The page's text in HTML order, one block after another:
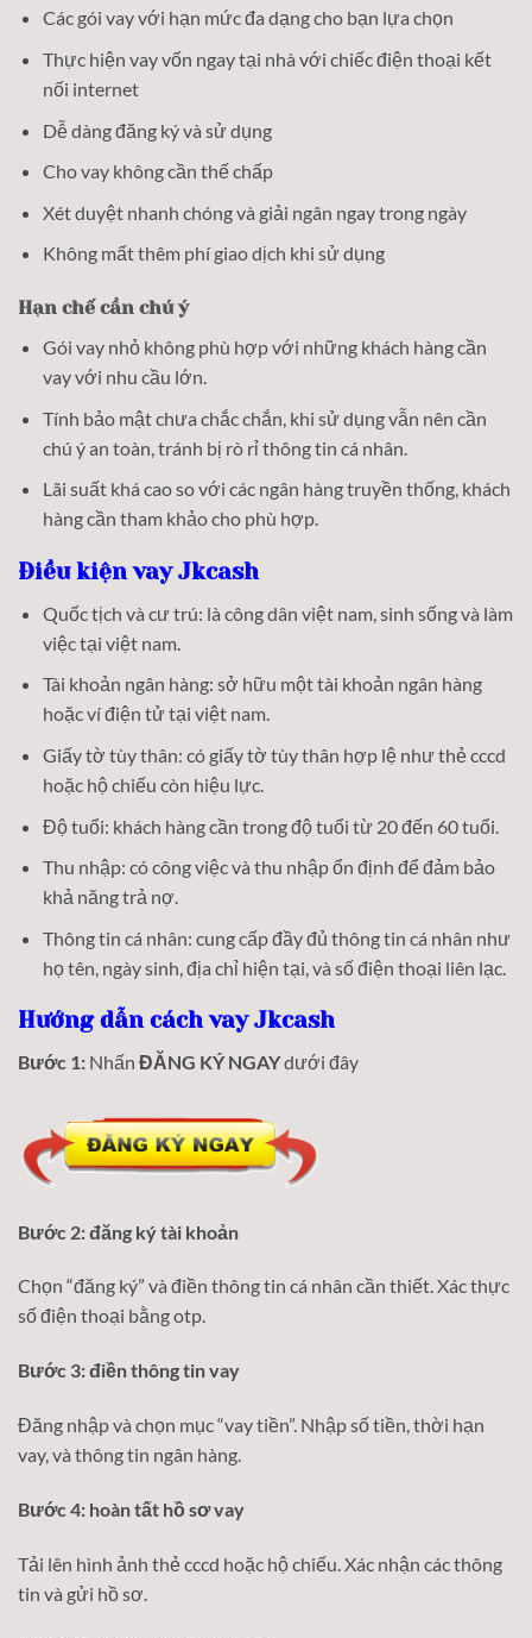
Các gói vay với hạn mức đa dạng cho bạn lựa chọn
Thực hiện vay vốn ngay tại nhà với chiếc điện thoại kết
nối internet
Dễ dàng đăng ký và sử dụng
Cho vay không cần thế chấp
Xét duyệt nhanh chóng và giải ngân ngay trong ngày
Không mất thêm phí giao dịch khi sử dụng
Hạn chế cần chú ý
Gói vay nhỏ không phù hợp với những khách hàng cần
vay với nhu cầu lớn.
Tính bảo mật chưa chắc chắn, khi sử dụng vẫn nên cần
chú ý an toàn, tránh bị rò rỉ thông tin cá nhân.
Lãi suất khá cao so với các ngân hàng truyền thống, khách
hàng cần tham khảo cho phù hợp.
Điều kiện vay Jkcash
Quốc tịch và cư trú: là công dân việt nam, sinh sống và làm
việc tại việt nam.
Tài khoản ngân hàng: sở hữu một tài khoản ngân hàng
hoặc ví điện tử tại việt nam.
Giấy tờ tùy thân: có giấy tờ tùy thân hợp lệ như thẻ cccd
hoặc hộ chiếu còn hiệu lực.
Độ tuổi: khách hàng cần trong độ tuổi từ 20 đến 60 tuổi.
Thu nhập: có công việc và thu nhập ổn định để đảm bảo
khả năng trả nợ.
Thông tin cá nhân: cung cấp đầy đủ thông tin cá nhân như
họ tên, ngày sinh, địa chỉ hiện tại, và số điện thoại liên lạc.
Hướng dẫn cách vay Jkcash
Bước 1: Nhấn ĐĂNG KÝ NGAYdưới đây
Bước 2: đăng ký tài khoản
Chọn “đăng ký” và điền thông tin cá nhân cần thiết. Xác thực
số điện thoại bằng otp.
Bước 3: điền thông tin vay
Đăng nhập và chọn mục “vay tiền”. Nhập số tiền, thời hạn
vay, và thông tin ngân hàng.
Bước 4: hoàn tất hồ sơ vay
Tải lên hình ảnh thẻ cccd hoặc hộ chiếu. Xác nhận các thông
tin và gửi hồ sơ.